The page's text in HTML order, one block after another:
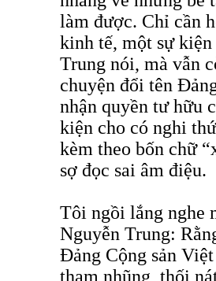
làm được. Chỉ cần
kinh tế, một sự
Trung nói, mà vẫn
chuyện đổi tên
nhận quyền tư hữu
kiện cho có nghi
kèm theo bốn chữ
sợ đọc sai âm điệu.
Tôi ngồi lắng nghe
Nguyễn Trung:
Đảng Cộng sản
tham nhũng, thối